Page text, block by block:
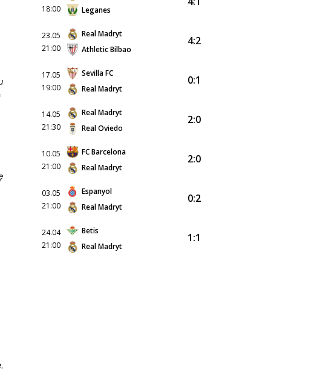
18:00
Leganes
23.05
21:00
Real Madryt
Athletic Bilbao
4:2
17.05
19:00
Sevilla FC
Real Madryt
0:1
14.05
21:30
Real Madryt
Real Oviedo
2:0
10.05
21:00
FC Barcelona
Real Madryt
2:0
03.05
21:00
Espanyol
Real Madryt
0:2
24.04
21:00
Betis
Real Madryt
1:1